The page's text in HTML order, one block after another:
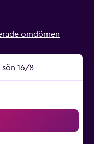
omdömen
sön 16/8